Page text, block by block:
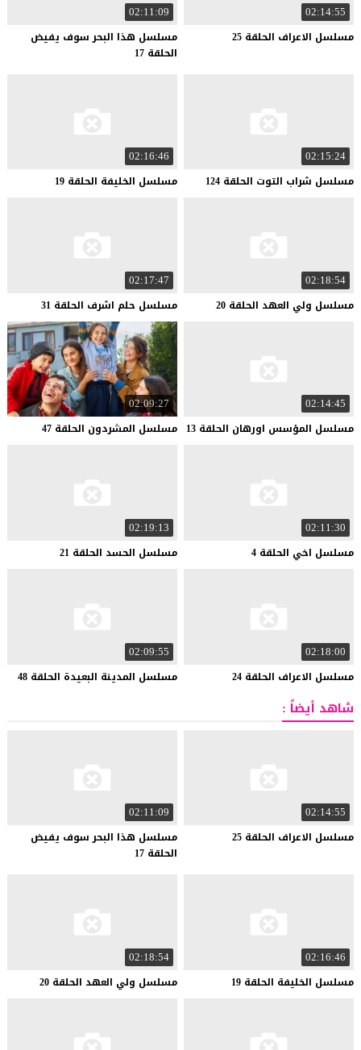
02:14:55
مسلسل الاعراف الحلقة 25
02:11:09
مسلسل هذا البحر سوف يفيض
الحلقة 17
02:15:24
مسلسل شراب التوت الحلقة 124
02:16:46
مسلسل الخليفة الحلقة 19
02:18:54
مسلسل ولي العهد الحلقة 20
02:17:47
مسلسل حلم اشرف الحلقة 31
02:14:45
مسلسل المؤسس اورهان الحلقة 13
02:09:27
مسلسل المشردون الحلقة 47
02:11:30
مسلسل اخي الحلقة 4
02:19:13
مسلسل الحسد الحلقة 21
02:18:00
مسلسل الاعراف الحلقة 24
02:09:55
مسلسل المدينة البعيدة الحلقة 48
شاهد أيضاً :
02:14:55
مسلسل الاعراف الحلقة 25
02:11:09
مسلسل هذا البحر سوف يفيض
الحلقة 17
02:16:46
مسلسل الخليفة الحلقة 19
02:18:54
مسلسل ولي العهد الحلقة 20